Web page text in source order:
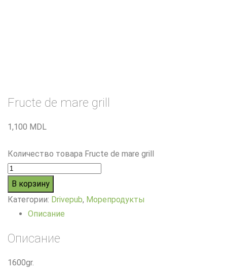
Fructe de mare grill
1,100 MDL
Количество товара Fructe de mare grill
В корзину
Категории: Drivepub, Морепродукты
Описание
Описание
1600gr.